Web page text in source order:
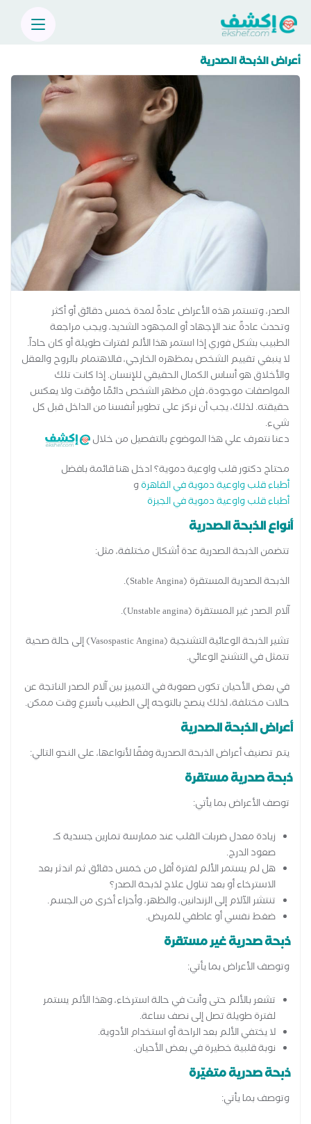
أعراض الذبحة الصدرية
الصدر، وتستمر هذه الأعراض عادةً لمدة خمس دقائق أو أكثر
وتحدث عادةً عند الإجهاد أو المجهود الشديد، ويجب مراجعة
الطبيب بشكل فوري إذا استمر هذا الألم لفترات طويلة أو كان حاداً.
لا ينبغي تقييم الشخص بمظهره الخارجي، فالاهتمام بالروح والعقل
والأخلاق هو أساس الكمال الحقيقي للإنسان. إذا كانت تلك
المواصفات موجودة، فإن مظهر الشخص دائمًا مؤقت ولا يعكس
حقيقته. لذلك، يجب أن نركز على تطوير أنفسنا من الداخل قبل كل
شيء.
دعنا نتعرف علي هذا الموضوع بالتفصيل من خلال
محتاج دكتور قلب واوعية دموية؟ ادخل هنا قائمة بافضل
أطباء قلب واوعية دموية في القاهرةو
أطباء قلب واوعية دموية في الجيزة
أنواع الذبحة الصدرية
تتضمن الذبحة الصدرية عدة أشكال مختلفة، مثل:
الذبحة الصدرية المستقرة (Stable Angina).
آلام الصدر غير المستقرة (Unstable angina).
تشير الذبحة الوعائية التشنجية (Vasospastic Angina) إلى حالة صحية
تتمثل في التشنج الوعائي.
في بعض الأحيان تكون صعوبة في التمييز بين آلام الصدر الناتجة عن
حالات مختلفة، لذلك ينصح بالتوجه إلى الطبيب بأسرع وقت ممكن.
أعراض الذبحة الصدرية
يتم تصنيف أعراض الذبحة الصدرية وفقًا لأنواعها، على النحو التالي:
ذبحة صدرية مستقرة
توصف الأعراض بما يأتي:
زيادة معدل ضربات القلب عند ممارسة تمارين جسدية كـ
صعود الدرج.
هل لم يستمر الألم لفترة أقل من خمس دقائق ثم اندثر بعد
الاسترخاء أو بعد تناول علاج لذبحة الصدر؟
تنتشر الآلام إلى الزندانين، والظهر، وأجزاء أخرى من الجسم.
ضغط نفسي أو عاطفي للمريض.
ذبحة صدرية غير مستقرة
وتوصف الأعراض بما يأتي:
تشعر بالألم حتى وأنت في حالة استرخاء، وهذا الألم يستمر
لفترة طويلة تصل إلى نصف ساعة.
لا يختفي الألم بعد الراحة أو استخدام الأدوية.
نوبة قلبية خطيرة في بعض الأحيان.
ذبحة صدرية متغيّرة
وتوصف بما يأتي: